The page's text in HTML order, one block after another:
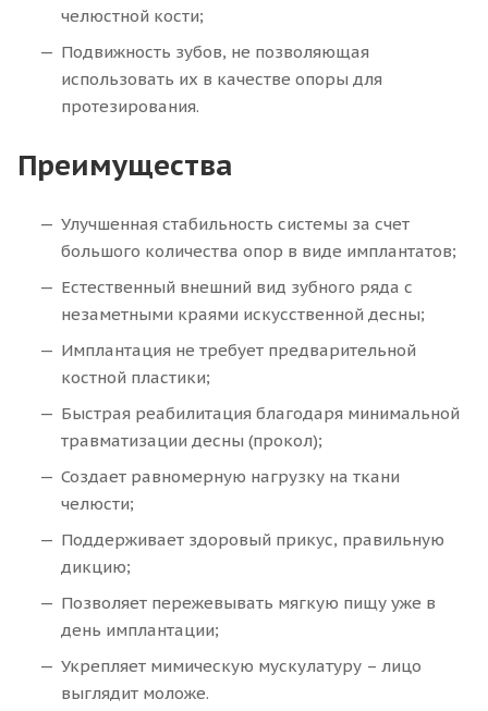
челюстной кости;
Подвижность зубов, не позволяющая
использовать их в качестве опоры для
протезирования.
Преимущества
Улучшенная стабильность системы за счет
большого количества опор в виде имплантатов;
Естественный внешний вид зубного ряда с
незаметными краями искусственной десны;
Имплантация не требует предварительной
костной пластики;
Быстрая реабилитация благодаря минимальной
травматизации десны (прокол);
Создает равномерную нагрузку на ткани
челюсти;
Поддерживает здоровый прикус, правильную
дикцию;
Позволяет пережевывать мягкую пищу уже в
день имплантации;
Укрепляет мимическую мускулатуру – лицо
выглядит моложе.